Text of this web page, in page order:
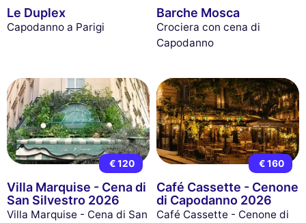
Le Duplex
Capodanno a Parigi
Barche Mosca
Crociera con cena di
Capodanno
€ 120
Villa Marquise - Cena di
San Silvestro 2026
Villa Marquise - Cena di San
€ 160
Café Cassette - Cenone
di Capodanno 2026
Café Cassette - Cenone di